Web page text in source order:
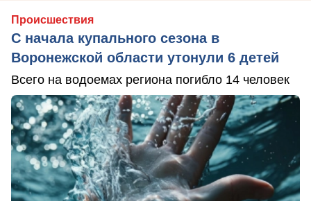
Происшествия
С начала купального сезона в
Воронежской области утонули 6 детей
Всего на водоемах региона погибло 14 человек